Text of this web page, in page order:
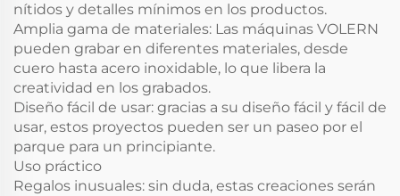
nítidos y detalles mínimos en los productos.
Amplia gama de materiales: Las máquinas VOLERN
pueden grabar en diferentes materiales, desde
cuero hasta acero inoxidable, lo que libera la
creatividad en los grabados.
Diseño fácil de usar: gracias a su diseño fácil y fácil de
usar, estos proyectos pueden ser un paseo por el
parque para un principiante.
Uso práctico
Regalos inusuales: sin duda, estas creaciones serán